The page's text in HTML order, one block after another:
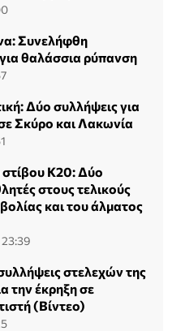
Συνελήφθη
θαλάσσια ρύπανση
Δύο συλλήψεις για
Σκύρο και Λακωνία
Κ20: Δύο
στους τελικούς
και του άλματος
23:39
στελεχών της
την έκρηξη σε
(Βίντεο)